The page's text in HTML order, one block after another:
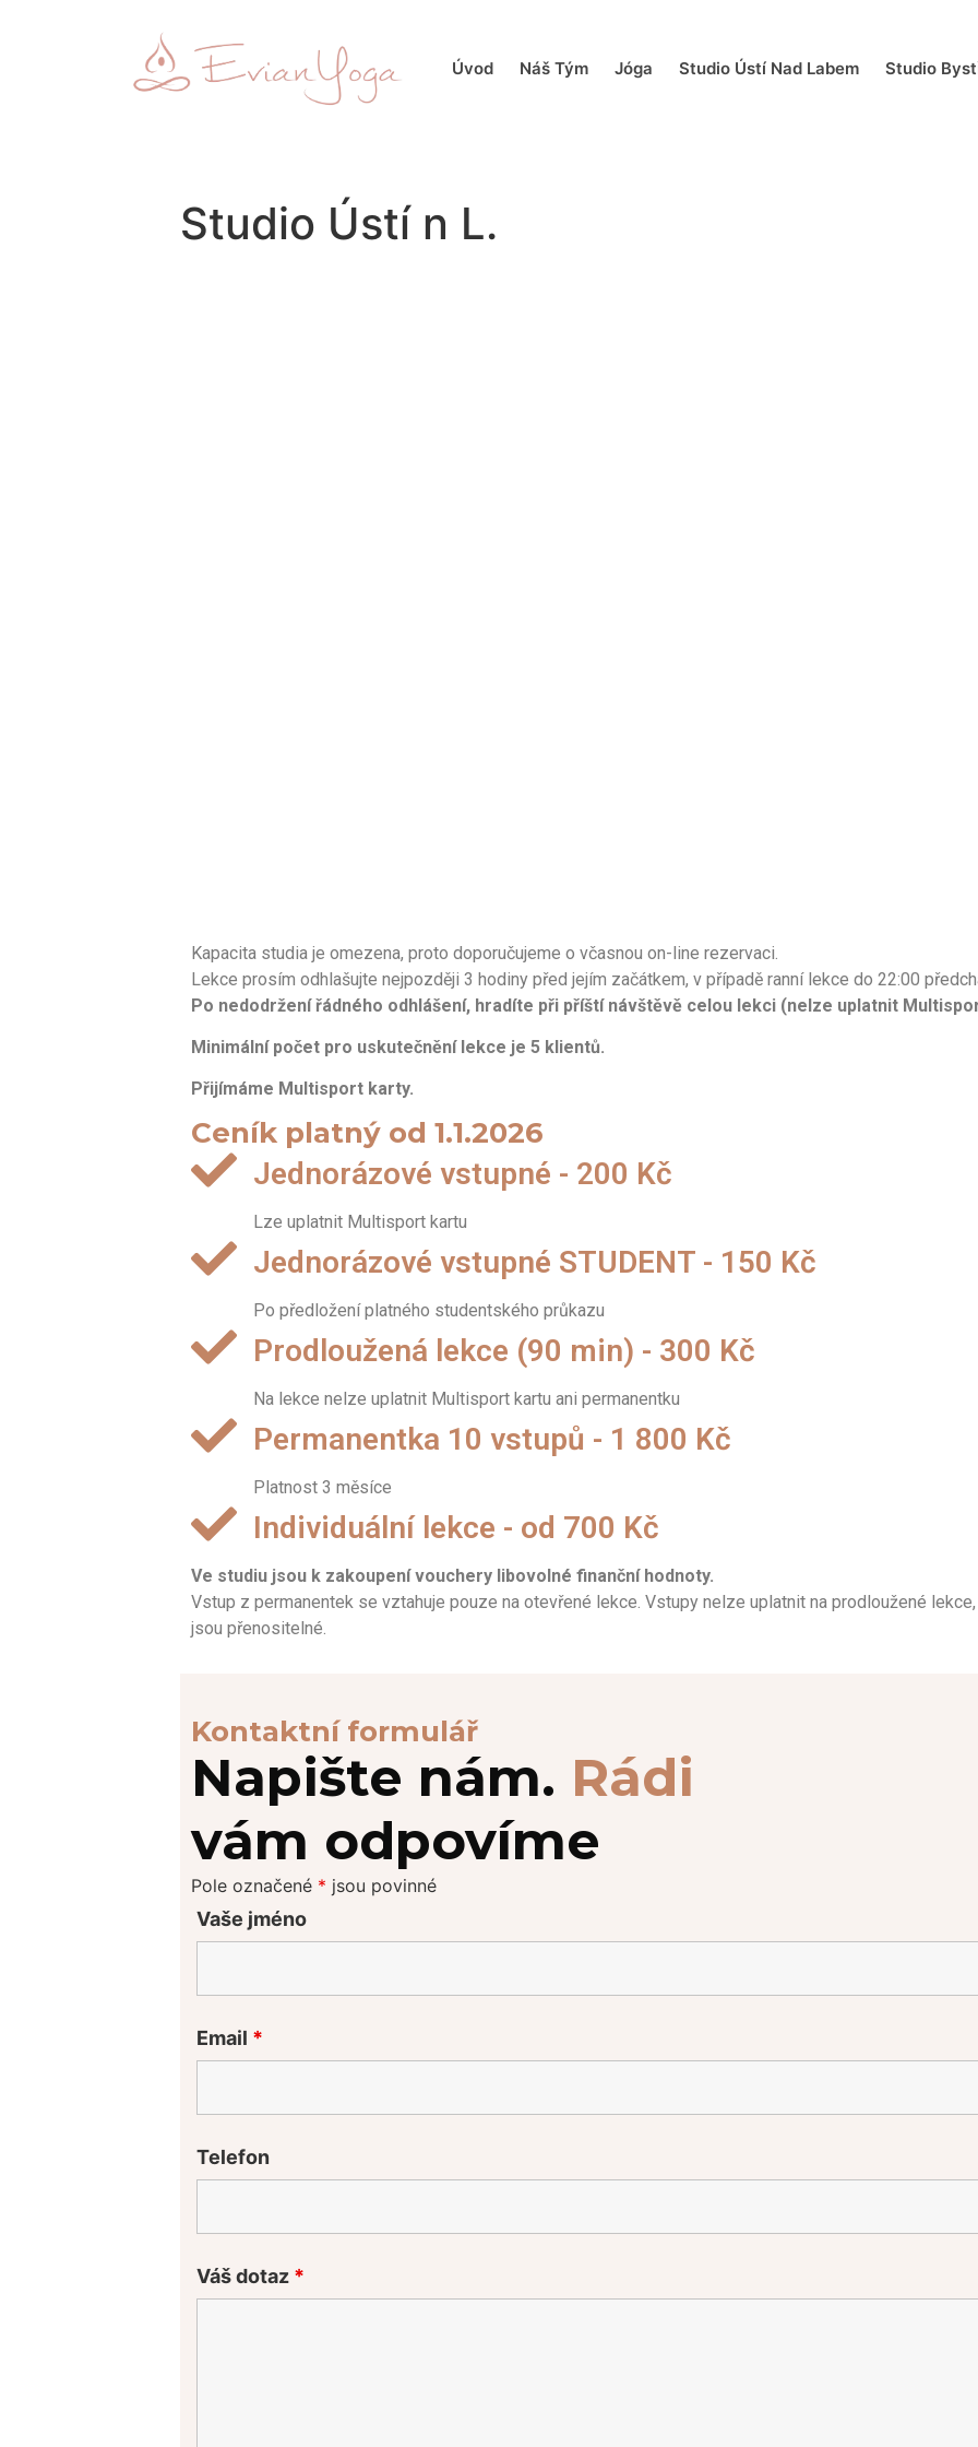
Úvod Náš Tým Jóga Studio Ústí Nad Labem Studio
Studio Ústí n L.
Kapacita studia je omezena, proto doporučujeme o včasnou on-line rezervaci.
Lekce prosím odhlašujte nejpozději 3 hodiny před jejím začátkem, v případě ranní lekce do 22:00
Po nedodržení řádného odhlášení, hradíte při příští návštěvě celou lekci (nelze uplatnit
Minimální počet pro uskutečnění lekce je 5 klientů.
Přijímáme Multisport karty.
Ceník platný od 1.1.2026
Jednorázové vstupné - 200 Kč
Lze uplatnit Multisport kartu
Jednorázové vstupné STUDENT - 150 Kč
Po předložení platného studentského průkazu
Prodloužená lekce (90 min) - 300 Kč
Na lekce nelze uplatnit Multisport kartu ani permanentku
Permanentka 10 vstupů - 1 800 Kč
Platnost 3 měsíce
Individuální lekce - od 700 Kč
Ve studiu jsou k zakoupení vouchery libovolné finanční hodnoty.
Vstup z permanentek se vztahuje pouze na otevřené lekce. Vstupy nelze uplatnit na prodloužené
jsou přenositelné.
Kontaktní formulář
Napište nám. Rádi
vám odpovíme
Pole označené * jsou povinné
Vaše jméno
Email *
Telefon
Váš dotaz *